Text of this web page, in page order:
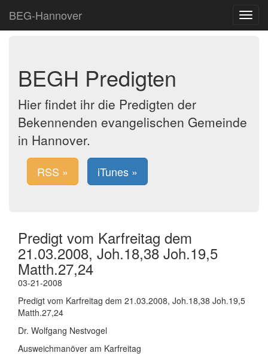
BEG-Hannover
Toggle
BEGH Predigten
Hier findet ihr die Predigten der
Bekennenden evangelischen Gemeinde
in Hannover.
RSS » iTunes »
Predigt vom Karfreitag dem
21.03.2008, Joh.18,38 Joh.19,5
Matth.27,24
03-21-2008
Predigt vom Karfreitag dem 21.03.2008, Joh.18,38 Joh.19,5
Matth.27,24
Dr. Wolfgang Nestvogel
Ausweichmanöver am Karfreitag